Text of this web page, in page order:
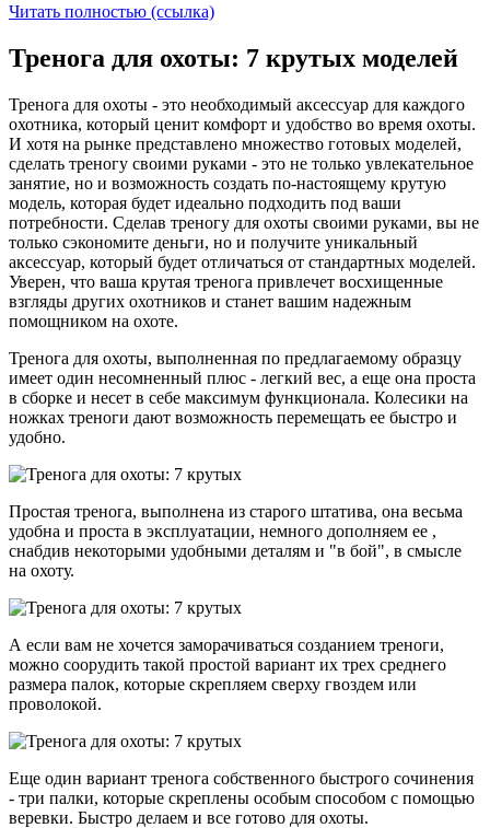
Читать полностью (ссылка)
Тренога для охоты: 7 крутых моделей
Тренога для охоты - это необходимый аксессуар для каждого
охотника, который ценит комфорт и удобство во время охоты.
И хотя на рынке представлено множество готовых моделей,
сделать треногу своими руками - это не только увлекательное
занятие, но и возможность создать по-настоящему крутую
модель, которая будет идеально подходить под ваши
потребности. Сделав треногу для охоты своими руками, вы не
только сэкономите деньги, но и получите уникальный
аксессуар, который будет отличаться от стандартных моделей.
Уверен, что ваша крутая тренога привлечет восхищенные
взгляды других охотников и станет вашим надежным
помощником на охоте.
Тренога для охоты, выполненная по предлагаемому образцу
имеет один несомненный плюс - легкий вес, а еще она проста
в сборке и несет в себе максимум функционала. Колесики на
ножках треноги дают возможность перемещать ее быстро и
удобно.
Простая тренога, выполнена из старого штатива, она весьма
удобна и проста в эксплуатации, немного дополняем ее ,
снабдив некоторыми удобными деталям и "в бой", в смысле
на охоту.
А если вам не хочется заморачиваться созданием треноги,
можно соорудить такой простой вариант их трех среднего
размера палок, которые скрепляем сверху гвоздем или
проволокой.
Еще один вариант тренога собственного быстрого сочинения
- три палки, которые скреплены особым способом с помощью
веревки. Быстро делаем и все готово для охоты.